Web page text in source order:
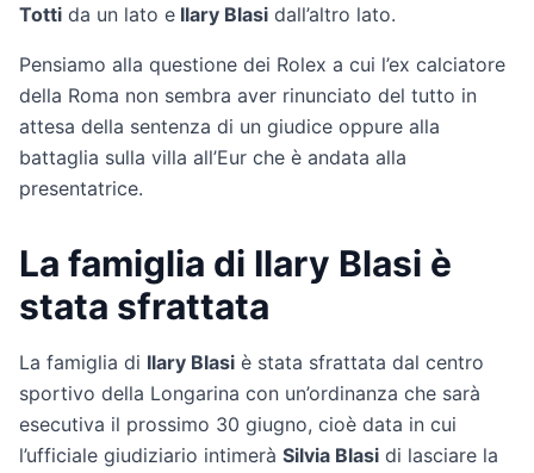
Totti da un lato e Ilary Blasi dall’altro lato.
Pensiamo alla questione dei Rolex a cui l’ex calciatore
della Roma non sembra aver rinunciato del tutto in
attesa della sentenza di un giudice oppure alla
battaglia sulla villa all’Eur che è andata alla
presentatrice.
La famiglia di Ilary Blasi è
stata sfrattata
La famiglia di Ilary Blasi è stata sfrattata dal centro
sportivo della Longarina con un’ordinanza che sarà
esecutiva il prossimo 30 giugno, cioè data in cui
l’ufficiale giudiziario intimerà Silvia Blasi di lasciare la